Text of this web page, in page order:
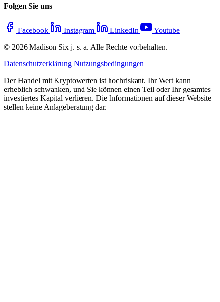
Folgen Sie uns
Facebook Instagram LinkedIn
Youtube
© 2026 Madison Six j. s. a. Alle Rechte vorbehalten.
Datenschutzerklärung Nutzungsbedingungen
Der Handel mit Kryptowerten ist hochriskant. Ihr Wert kann
erheblich schwanken, und Sie können einen Teil oder Ihr gesamtes
investiertes Kapital verlieren. Die Informationen auf dieser Website
stellen keine Anlageberatung dar.